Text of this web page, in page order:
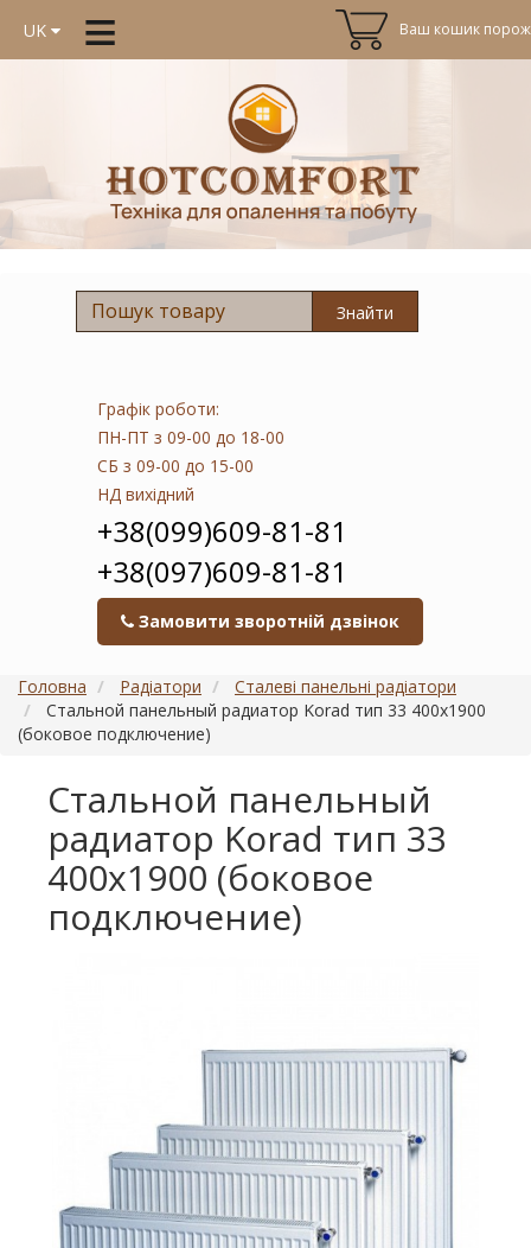
UK ≡ Ваш кошик
Знайти
Графік роботи:
ПН-ПТ з 09-00 до 18-00
СБ з 09-00 до 15-00
НДвихідний
+38(099)609-81-81
+38(097)609-81-81
Замовити зворотній дзвінок
Головна Радіатори
Сталеві панельні радіатори
Стальной панельный радиатор Korad тип 33 400х1900
(боковое подключение)
Стальной панельный
радиатор Korad тип 33
400х1900 (боковое
подключение)